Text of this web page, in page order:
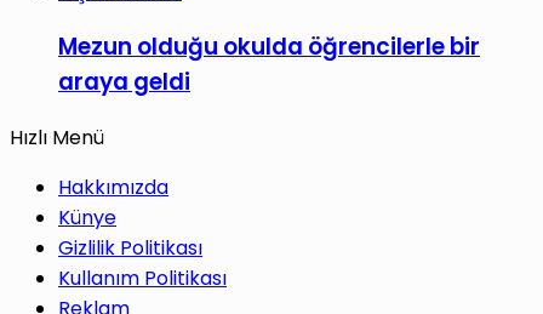
Mezun olduğu okulda öğrencilerle bir
araya geldi
Hızlı Menü
Hakkımızda
Künye
Gizlilik Politikası
Kullanım Politikası